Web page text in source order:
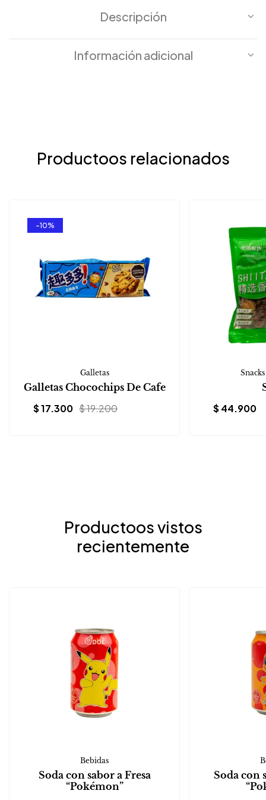
Descripción
Información adicional
Productoos relacionados
-10%
Galletas
Galletas Chocochips De Cafe
$19.200
$17.300 $44.900
Productoos vistos
recientemente
Bebidas
Soda con sabor a Fresa
“Pokémon”
Soda con